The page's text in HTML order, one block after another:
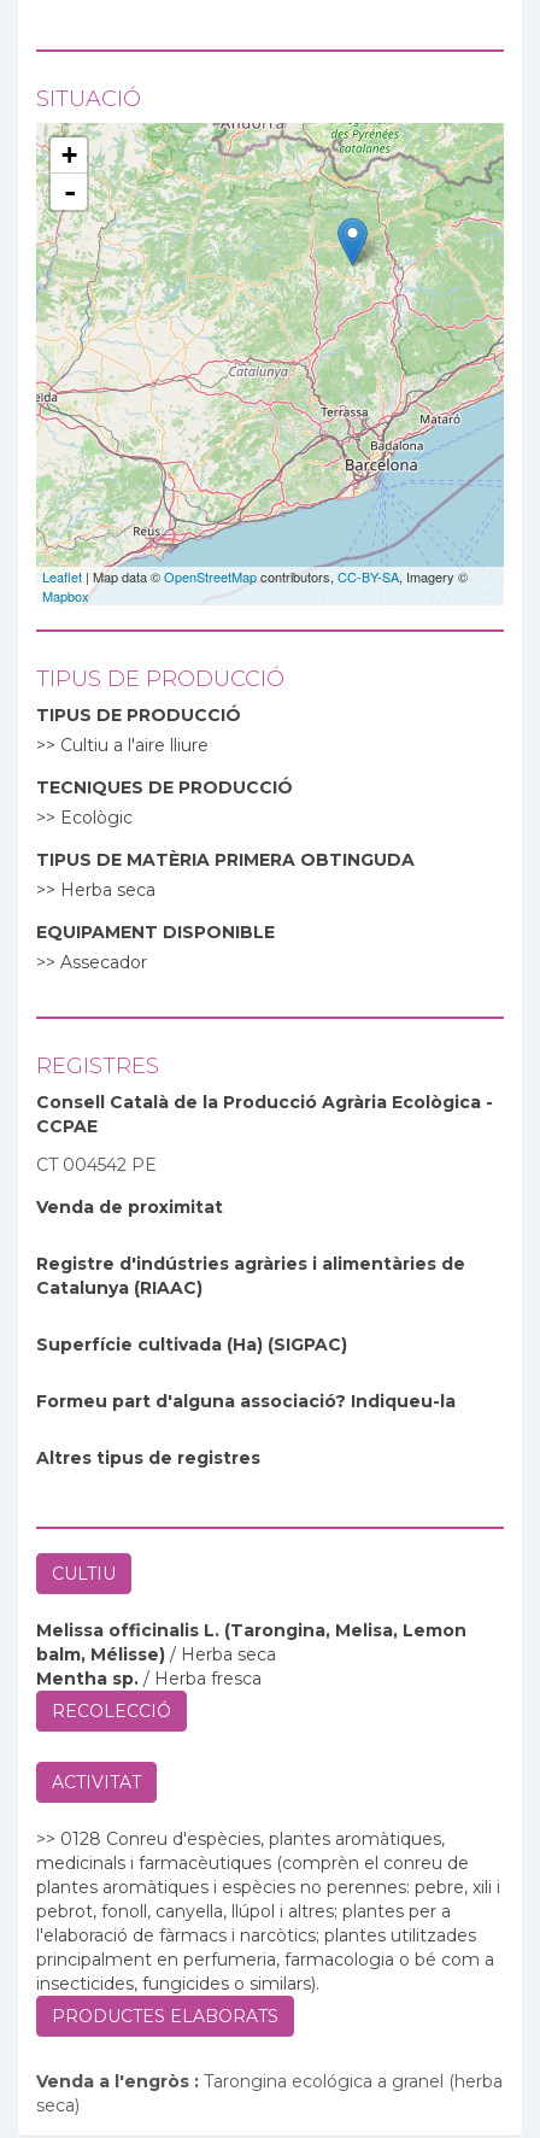
SITUACIÓ
+
-
Leaflet| Map data ©OpenStreetMapcontributors, CC-BY-SA, Imagery ©
Mapbox
TIPUS DE PRODUCCIÓ
TIPUS DE PRODUCCIÓ
>> Cultiu a l'aire lliure
TECNIQUES DE PRODUCCIÓ
>> Ecològic
TIPUS DE MATÈRIA PRIMERA OBTINGUDA
>> Herba seca
EQUIPAMENT DISPONIBLE
>> Assecador
REGISTRES
Consell Català de la Producció Agrària Ecològica -
CCPAE
CT 004542 PE
Venda de proximitat
Registre d'indústries agràries i alimentàries de
Catalunya (RIAAC)
Superfície cultivada (Ha) (SIGPAC)
Formeu part d'alguna associació? Indiqueu-la
Altres tipus de registres
CULTIU
Melissa officinalis L. (Tarongina, Melisa, Lemon
balm, Mélisse) / Herba seca
Mentha sp. / Herba fresca
RECOLECCIÓ
ACTIVITAT
>> 0128 Conreu d'espècies, plantes aromàtiques,
medicinals i farmacèutiques (comprèn el conreu de
plantes aromàtiques i espècies no perennes: pebre, xili i
pebrot, fonoll, canyella, llúpol i altres; plantes per a
l'elaboració de fàrmacs i narcòtics; plantes utilitzades
principalment en perfumeria, farmacologia o bé com a
insecticides, fungicides o similars).
PRODUCTES ELABORATS
Venda a l'engròs : Tarongina ecológica a granel (herba
seca)